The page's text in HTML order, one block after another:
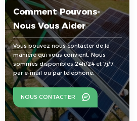
Comment Pouvons-
Nous Vous Aider
Vous pouvez nous contacter de la
manière qui vous convient. Nous
sommes disponibles 24h/24 et 7j/7
par e-mail ou par téléphone.
NOUS CONTACTER